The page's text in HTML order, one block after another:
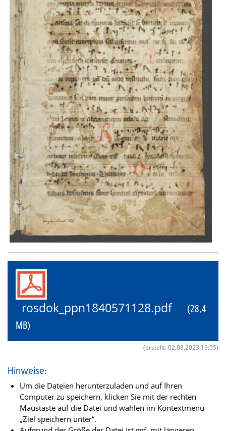
rosdok_ppn1840571128.pdf
(28,4
MB)
(erstellt: 02.08.2023 19:55)
Hinweise:
Um die Dateien herunterzuladen und auf Ihren
Computer zu speichern, klicken Sie mit der rechten
Maustaste auf die Datei und wählen im Kontextmenü
„Ziel speichern unter“.